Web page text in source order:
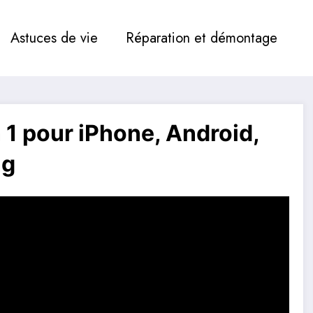
Astuces de vie Réparation et démontage
pour iPhone, Android,